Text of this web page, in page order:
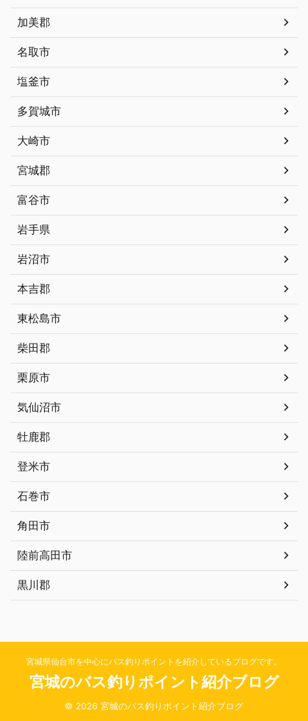
加美郡
名取市
塩釜市
多賀城市
大崎市
宮城郡
富谷市
岩手県
岩沼市
本吉郡
東松島市
柴田郡
栗原市
気仙沼市
牡鹿郡
登米市
石巻市
角田市
陸前高田市
黒川郡
宮城県仙台市を中心にバス釣りポイントを紹介しているブログです。
宮城のバス釣りポイント紹介ブログ
© 2026 宮城のバス釣りポイント紹介ブログ